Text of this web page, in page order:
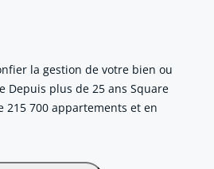
la gestion de votre bien ou
Depuis plus de 25 ans Square
215 700 appartements et en